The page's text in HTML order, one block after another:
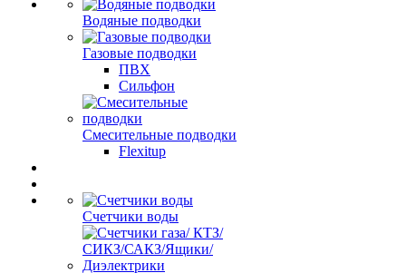
Водяные подводки
Газовые подводки
ПВХ
Сильфон
Смесительные подводки
Flexitup
Счетчики воды